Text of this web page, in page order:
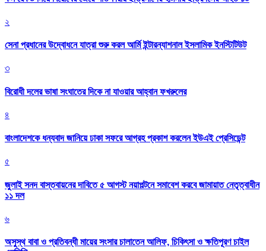
২
সেনা প্রধানের উদ্বোধনে যাত্রা শুরু করল আর্মি ইন্টারন্যাশনাল ইসলামিক ইনস্টিটিউট
৩
বিরোধী দলের ভাষা সংঘাতের দিকে না যাওয়ার আহ্বান ফখরুলের
৪
বাংলাদেশকে ধন্যবাদ জানিয়ে ঢাকা সফরে আগ্রহ প্রকাশ করলেন ইউএই প্রেসিডেন্ট
৫
জুলাই সনদ বাস্তবায়নের দাবিতে ৫ আগস্ট নয়াপল্টনে সমাবেশ করবে জামায়াত নেতৃত্বাধীন
১১ দল
৬
অসুস্থ বাবা ও প্রতিবন্ধী মায়ের সংসার চালাতেন আলিফ, চিকিৎসা ও ক্ষতিপূরণ চাইল